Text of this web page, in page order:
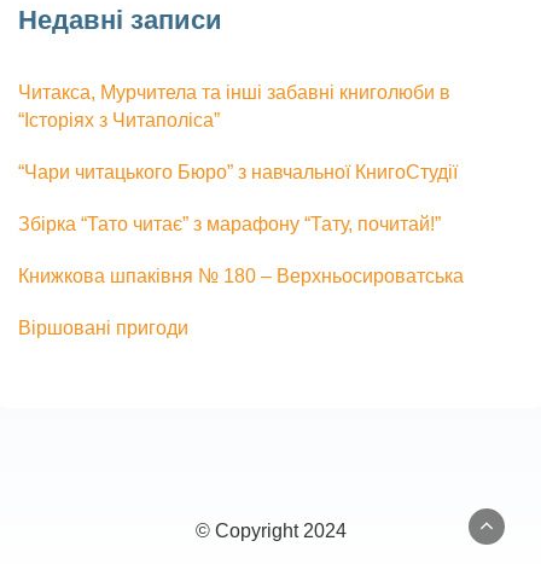
Недавні записи
Читакса, Мурчитела та інші забавні книголюби в
“Історіях з Читаполіса”
“Чари читацького Бюро” з навчальної КнигоСтудії
Збірка “Тато читає” з марафону “Тату, почитай!”
Книжкова шпаківня № 180 – Верхньосироватська
Віршовані пригоди
© Copyright 2024